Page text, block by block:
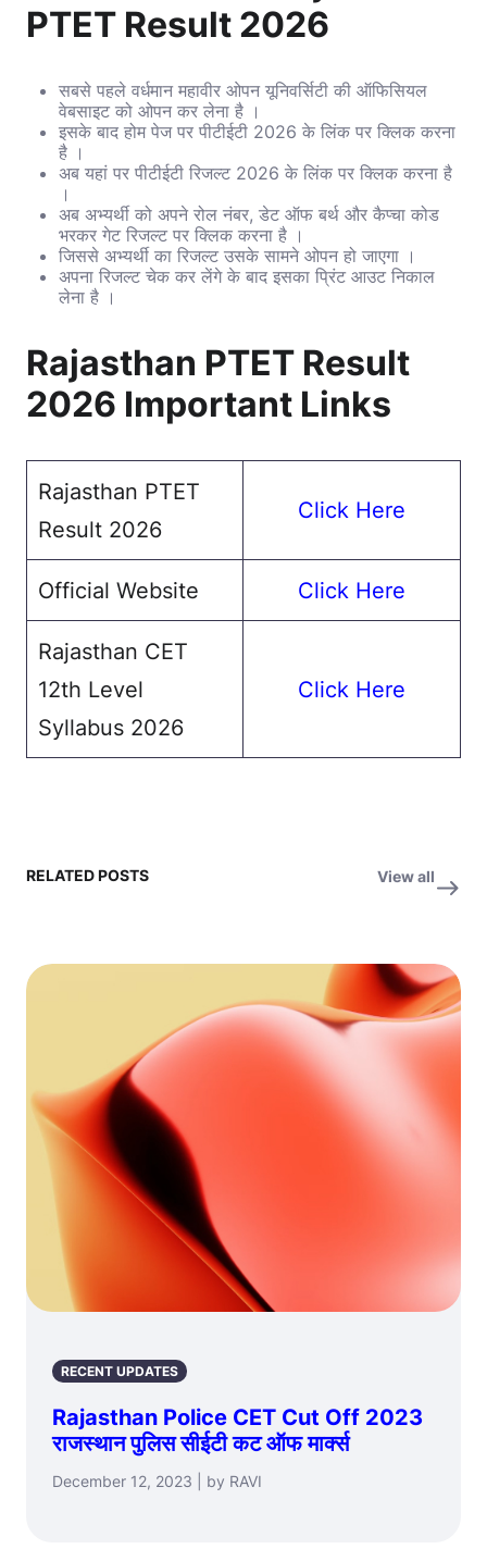
PTET Result 2026
सबसे पहले वर्धमान महावीर ओपन यूनिवर्सिटी की ऑफिसियल
वेबसाइट को ओपन कर लेना है ।
इसके बाद होम पेज पर पीटीईटी 2026 के लिंक पर क्लिक करना
है ।
अब यहां पर पीटीईटी रिजल्ट 2026 के लिंक पर क्लिक करना है
।
अब अभ्यर्थी को अपने रोल नंबर, डेट ऑफ बर्थ और कैप्चा कोड
भरकर गेट रिजल्ट पर क्लिक करना है ।
जिससे अभ्यर्थी का रिजल्ट उसके सामने ओपन हो जाएगा ।
अपना रिजल्ट चेक कर लेंगे के बाद इसका प्रिंट आउट निकाल
लेना है ।
Rajasthan PTET Result
2026 Important Links
Rajasthan PTET
Result 2026
Click Here
Official Website Click Here
Rajasthan CET
12th Level
Syllabus 2026
Click Here
RELATED POSTS View all
RECENT UPDATES
Rajasthan Police CET Cut Off 2023
राजस्थान पुलिस सीईटी कट ऑफ मार्क्स
December 12, 2023 | by RAVI